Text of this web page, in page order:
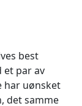
best
et par av
har uønsket
det samme